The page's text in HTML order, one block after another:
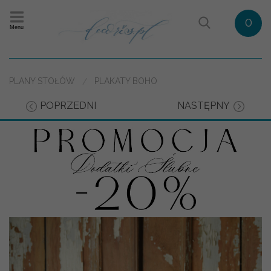
Menu 0
PLANY STOŁÓW PLAKATY BOHO
POPRZEDNI NASTĘPNY